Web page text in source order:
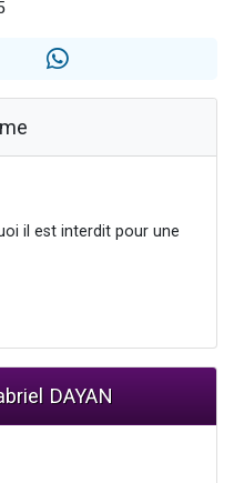
dans Torah-Box Music
2 personnes viennent de nous rejoindre sur WhatsApp
il est interdit pour une
DAYAN